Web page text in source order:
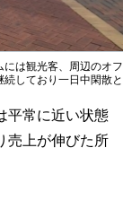
は観光客、周辺のオ
しており一日中閑散
平常に近い状態
売上が伸びた所